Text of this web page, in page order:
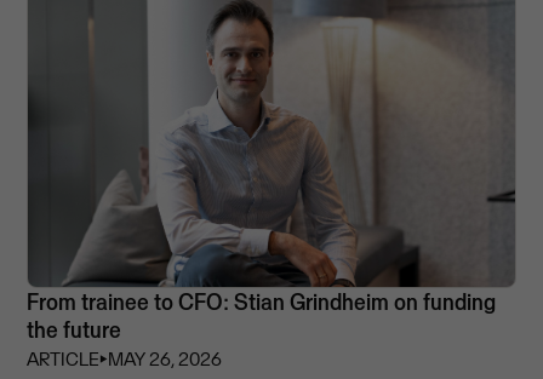
From trainee to CFO: Stian Grindheim on funding
the future
ARTICLE⏵MAY 26, 2026